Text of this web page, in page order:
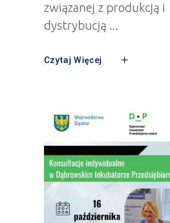
związanej z produkcją i
dystrybucją
Czytaj Więcej